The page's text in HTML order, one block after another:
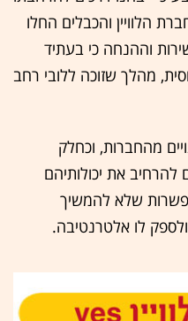
הלוויין והכבלים החלו
וההנחה כי בעתיד
ערוץ 9 דובר הרוסית, מהלך שזוכה ללובי רחב
מהחברות, וכחלק
את יכולותיהם
שלא להמשיך